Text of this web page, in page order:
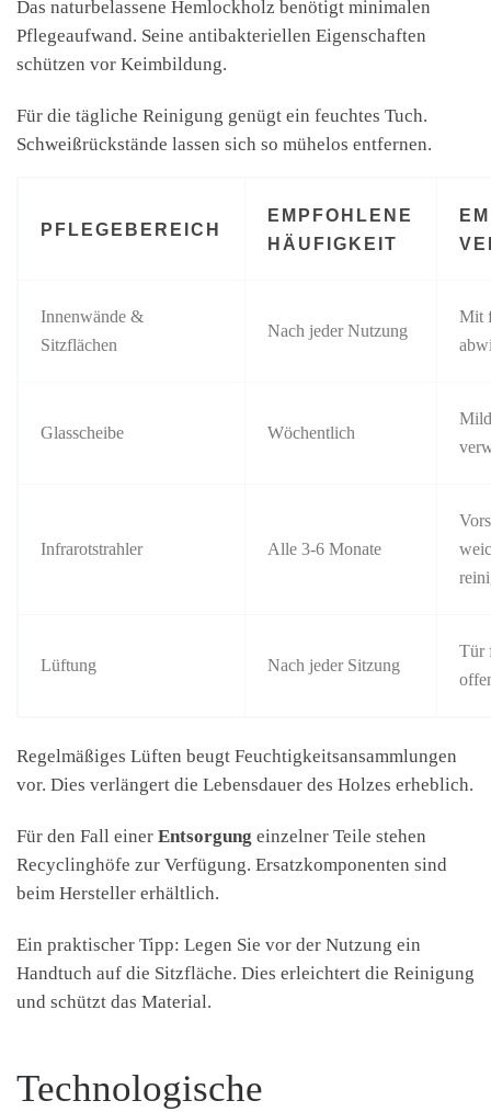
Das naturbelassene Hemlockholz benötigt minimalen
Pflegeaufwand. Seine antibakteriellen Eigenschaften
schützen vor Keimbildung.
Für die tägliche Reinigung genügt ein feuchtes Tuch.
Schweißrückstände lassen sich so mühelos entfernen.
PFLEGEBEREICH
EMPFOHLENE
HÄUFIGKEIT
Innenwände &
Sitzflächen
Nach jeder Nutzung
Mit
Glasscheibe Wöchentlich
Infrarotstrahler Alle 3-6 Monate
Lüftung Nach jeder Sitzung
Tür
Regelmäßiges Lüften beugt Feuchtigkeitsansammlungen
vor. Dies verlängert die Lebensdauer des Holzes erheblich.
Für den Fall einer Entsorgung einzelner Teile stehen
Recyclinghöfe zur Verfügung. Ersatzkomponenten sind
beim Hersteller erhältlich.
Ein praktischer Tipp: Legen Sie vor der Nutzung ein
Handtuch auf die Sitzfläche. Dies erleichtert die Reinigung
und schützt das Material.
Technologische